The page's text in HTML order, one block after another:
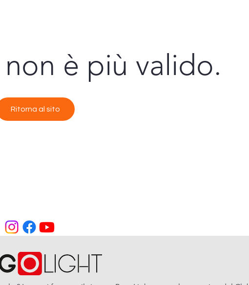
è più valido.
Ritorna al sito